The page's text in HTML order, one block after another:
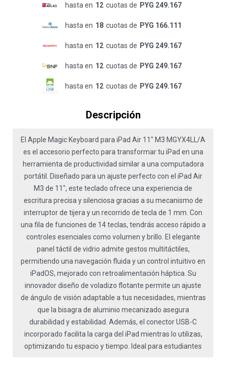
hasta en 12 cuotas de PYG 249.167
hasta en 18 cuotas de PYG 166.111
hasta en 12 cuotas de PYG 249.167
hasta en 12 cuotas de PYG 249.167
hasta en 12 cuotas de PYG 249.167
Descripción
El Apple Magic Keyboard para iPad Air 11" M3 MGYX4LL/A
es el accesorio perfecto para transformar tu iPad en una
herramienta de productividad similar a una computadora
portátil. Diseñado para un ajuste perfecto con el iPad Air
M3 de 11", este teclado ofrece una experiencia de
escritura precisa y silenciosa gracias a su mecanismo de
interruptor de tijera y un recorrido de tecla de 1 mm. Con
una fila de funciones de 14 teclas, tendrás acceso rápido a
controles esenciales como volumen y brillo. El elegante
panel táctil de vidrio admite gestos multitáctiles,
permitiendo una navegación fluida y un control intuitivo en
iPadOS, mejorado con retroalimentación háptica. Su
innovador diseño de voladizo flotante permite un ajuste
de ángulo de visión adaptable a tus necesidades, mientras
que la bisagra de aluminio mecanizado asegura
durabilidad y estabilidad. Además, el conector USB-C
incorporado facilita la carga del iPad mientras lo utilizas,
optimizando tu espacio y tiempo. Ideal para estudiantes